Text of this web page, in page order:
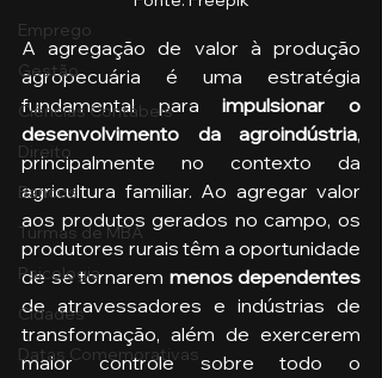
Emprego
Gestão
Ciências Contábeis
Direito
Bancos
Turmas de MBA
Psicologia
Cidades
Datas Comemorativas
A agregação de valor à produção
agropecuária é uma estratégia
fundamental para impulsionar o
desenvolvimento da agroindústria,
principalmente no contexto da
agricultura familiar. Ao agregar valor
aos produtos gerados no campo, os
produtores rurais têm a oportunidade
de se tornarem menos dependentes
de atravessadores e indústrias de
transformação, além de exercerem
maior controle sobre todo o